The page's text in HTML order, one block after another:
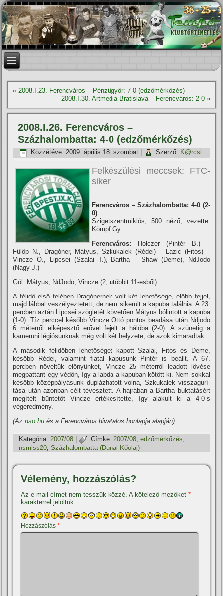
«2008.I.23. Ferencváros – Pénzügyőr: 7-0 (edzőmérkőzés)
2008.I.30. Artmedia Bratislava – Ferencváros: 2-0»
2008.I.26. Ferencváros –
Százhalombatta: 4-0 (edzőmérkőzés)
Közzétéve: 2009. április 18. szombat Szerző: K@rcsi
Felkészülési meccsek: FTC-
siker
Ferencváros – Százhalombatta: 4-0 (2-
0)
Szigetszentmiklós, 500 néző, vezette:
Kömpf Gy.
Ferencváros: Holczer (Pintér B.) –
Fülöp N., Dragóner, Mátyus, Szkukalek (Rédei) – Lazic (Fitos) –
Vincze O., Lipcsei (Szalai T.), Bartha – Shaw (Deme), NdJodo
(Nagy J.)
Gól: Mátyus, NdJodo, Vincze (2, utóbbit 11-esből)
A félidő első felében Dragónernek volt két lehetősége, előbb fejjel,
majd lábbal veszélyeztetett, de nem sikerült a kapuba találnia. A 23.
percben aztán Lipcsei szögletét követően Mátyus bólintott a kapuba
(1-0). Tí­z perccel később Vincze Ottó pontos beadása után Ndjodo
6 méterről elképesztő erővel fejelt a hálóba (2-0). A szünetig a
kameruni légiósunknak még volt két helyzete, de azok kimaradtak.
A második félidőben lehetőséget kapott Szalai, Fitos és Deme,
később Rédei, valamint fiatal kapusunk Pintér is beállt. A 67.
percben növeltük előnyünket, Vincze 25 méterről leadott lövése
megpattant egy védőn, í­gy a labda a kapuban kötött ki. Nem sokkal
később középpályásunk duplázhatott volna, Szkukalek visszagurí­
tása után azonban célt tévesztett. A hajrában a Bartha buktatásért
megí­télt büntetőt Vincze értékesí­tette, í­gy alakult ki a 4-0-s
végeredmény.
(Aznso.hu és a Ferencváros hivatalos honlapja alapján)
Kategória: 2007/08 | Címke: 2007/08,edzőmérkőzés,
nsmiss20,Százhalombatta (Dunai Kőolaj)
Vélemény, hozzászólás?
Az e-mail címet nem tesszük közzé. A kötelező mezőket*
karakterrel jelöltük
Hozzászólás*